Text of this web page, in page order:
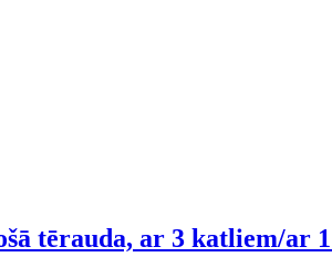
tērauda, ar 3 katliem/